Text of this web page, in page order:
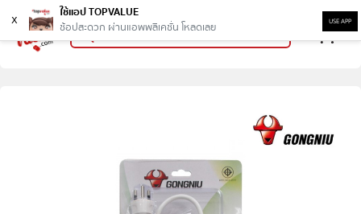
x
ใช้แอป TOPVALUE
ช้อปสะดวก ผ่านแอพพลิเคชั่น โหลดเลย
USE APP